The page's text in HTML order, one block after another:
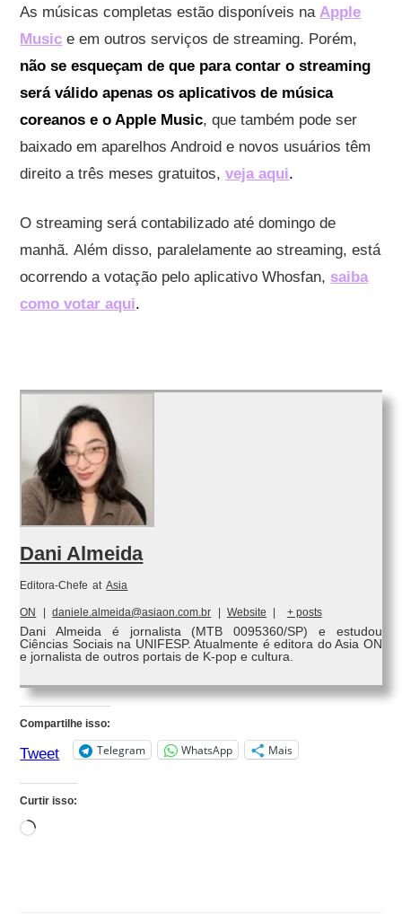
As músicas completas estão disponíveis naApple
Music e em outros serviços de streaming. Porém,
não se esqueçam de que para contar o streaming
será válido apenas os aplicativos de música
coreanos e o Apple Music, que também pode ser
baixado em aparelhos Android e novos usuários têm
direito a três meses gratuitos,veja aqui.
O streaming será contabilizado até domingo de
manhã. Além disso, paralelamente ao streaming, está
ocorrendo a votação pelo aplicativo Whosfan, saiba
como votar aqui.
Dani Almeida
Editora-Chefe at Asia
ON daniele.almeida@asiaon.com.br Website + posts
Dani Almeida é jornalista (MTB 0095360/SP) e estudou
Ciências Sociais na UNIFESP. Atualmente é editora do Asia ON
e jornalista de outros portais de K-pop e cultura.
Compartilhe isso:
Tweet Telegram WhatsApp Mais
Curtir isso:
Carregando...